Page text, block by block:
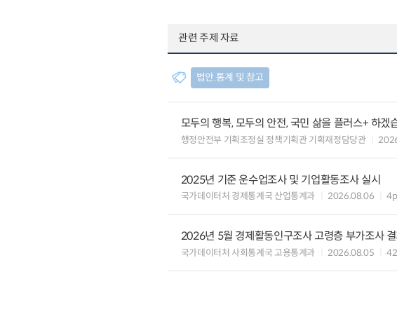
관련 주제 자료
법안.통계 및 참고
모두의 행복, 모두의 안전, 국민 삶을 플러스+ 하겠
행정안전부 기획조정실 정책기획관 기획재정담당관
2025년 기준 운수업조사 및 기업활동조사 실시
국가데이터처 경제통계국 산업통계과 2026.08.06 4p
2026년 5월 경제활동인구조사 고령층 부가조사
국가데이터처 사회통계국 고용통계과 2026.08.05